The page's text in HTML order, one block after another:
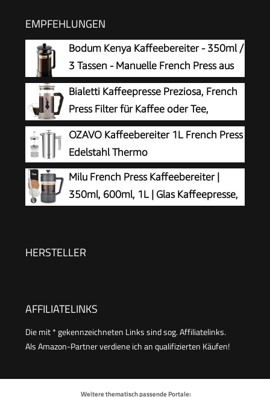
EMPFEHLUNGEN
Bodum Kenya Kaffeebereiter - 350ml /
3 Tassen - Manuelle French Press aus
Borosilikatglas und Edelstahl -
Spülmaschinenfest - Made in Portugal
Bialetti Kaffeepresse Preziosa, French
Press Filter für Kaffee oder Tee,
Gehäuse aus Edelstahl und Behälter
aus Borosilikatglas, spülmaschinenfest, 1 Liter, 8
Tassen, Silber
OZAVO Kaffeebereiter 1L French Press
Edelstahl Thermo
Milu French Press Kaffeebereiter |
350ml, 600ml, 1L | Glas Kaffeepresse,
(Schwarz, 350ml (2 Tassen)
HERSTELLER
AFFILIATELINKS
Die mit * gekennzeichneten Links sind sog. Affiliatelinks.
Als Amazon-Partner verdiene ich an qualifizierten Käufen!
Weitere thematisch passende Portale: